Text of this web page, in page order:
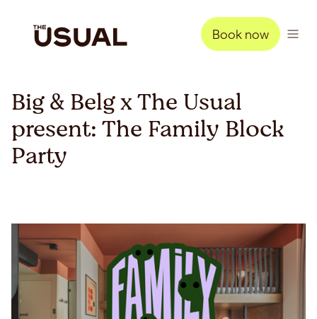
Book now
Big & Belg x The Usual
present: The Family Block
Party